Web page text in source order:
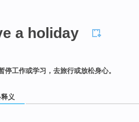
a holiday
停工作或学习，去旅行或放松身心。
义